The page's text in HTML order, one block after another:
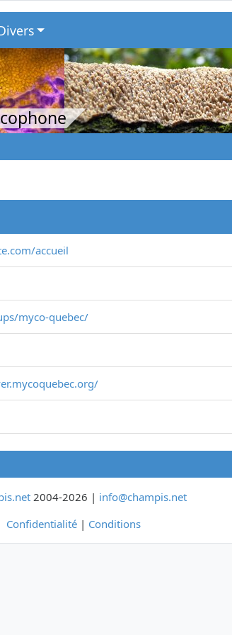
accueil
myco-quebec/
2004-2026 | info@champis.net
Confidentialité | Conditions